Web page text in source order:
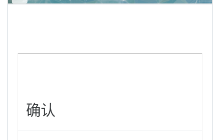
确认